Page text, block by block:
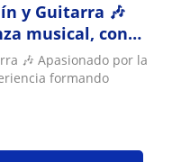
y Guitarra 🎶
musical, con
estudiantes de
🎶 Apasionado por la
formando